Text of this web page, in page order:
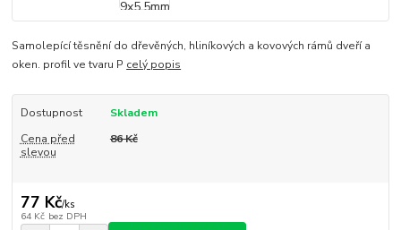
Samolepící těsnění do dřevěných, hliníkových a kovových rámů dveří a
oken. profil ve tvaru P celý popis
Dostupnost
Skladem
Cena před
slevou
86 Kč
77 Kč/ks
64 Kč bez DPH